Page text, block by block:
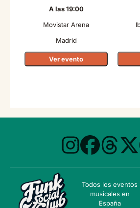
A las 19:00
Movistar Arena
Madrid
Ver evento
Todos los eventos
musicales en
España